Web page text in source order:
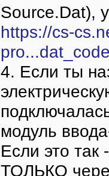
Source.Dat),
https://cs-
4. Если ты
модуль
Если это
ТОЛЬКО